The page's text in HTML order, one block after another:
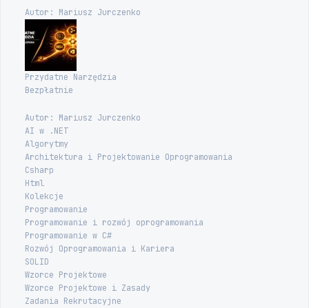
Autor: Mariusz Jurczenko
Przydatne Narzędzia
Bezpłatnie
Autor: Mariusz Jurczenko
AI w .NET
Algorytmy
Architektura i Projektowanie Oprogramowania
Csharp
Html
Kolekcje
Programowanie
Programowanie i rozwój oprogramowania
Programowanie w C#
Rozwój Oprogramowania i Kariera
SOLID
Wzorce Projektowe
Wzorce Projektowe i Zasady
Zadania Rekrutacyjne